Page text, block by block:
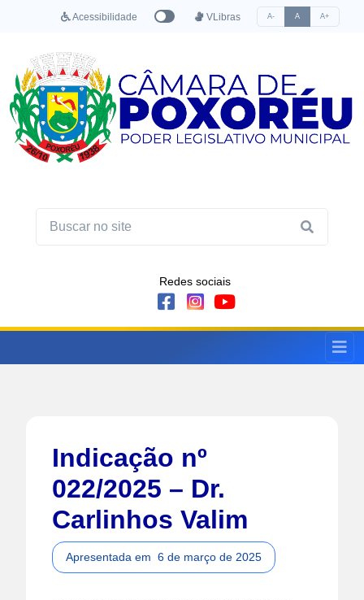
Acessibilidade VLibras A- A A+
Redes sociais
Indicação nº
022/2025 – Dr.
Carlinhos Valim
Apresentada em 6 de março de 2025